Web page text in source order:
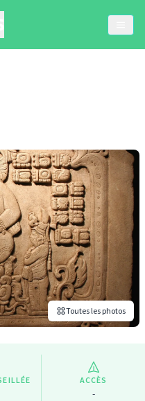
Toutes les photos
ACCÈS
-